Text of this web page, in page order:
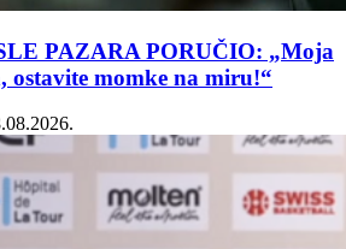
PAZARA PORUČIO: „Moja
ostavite momke na miru!“